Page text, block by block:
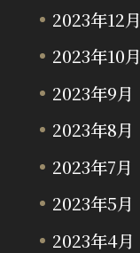
2023年12月
2023年10月
2023年9月
2023年8月
2023年7月
2023年5月
2023年4月